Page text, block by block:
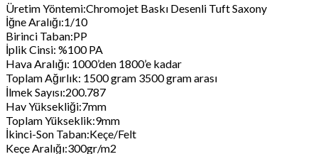
Üretim Yöntemi:Chromojet Baskı Desenli Tuft Saxony
İğne Aralığı:1/10
Birinci Taban:PP
İplik Cinsi: %100 PA
Hava Aralığı: 1000’den 1800’e kadar
Toplam Ağırlık: 1500 gram 3500 gram arası
İlmek Sayısı:200.787
Hav Yüksekliği:7mm
Toplam Yükseklik:9mm
İkinci-Son Taban:Keçe/Felt
Keçe Aralığı:300gr/m2